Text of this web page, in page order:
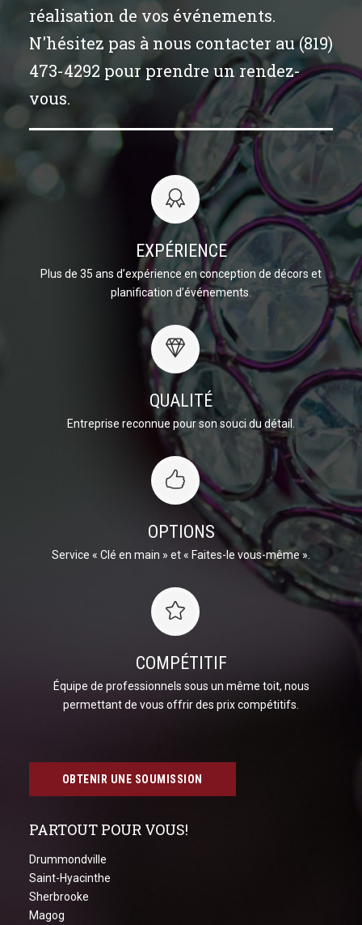
réalisation de vos événements.
N'hésitez pas à nous contacter au (819)
473-4292 pour prendre un rendez-
vous.
EXPÉRIENCE
Plus de 35 ans d’expérience en conception de décors et
planification d’événements.
QUALITÉ
Entreprise reconnue pour son souci du détail.
OPTIONS
Service « Clé en main » et « Faites-le vous-même ».
COMPÉTITIF
Équipe de professionnels sous un même toit, nous
permettant de vous offrir des prix compétitifs.
OBTENIR UNE SOUMISSION
PARTOUT POUR VOUS!
Drummondville
Saint-Hyacinthe
Sherbrooke
Magog